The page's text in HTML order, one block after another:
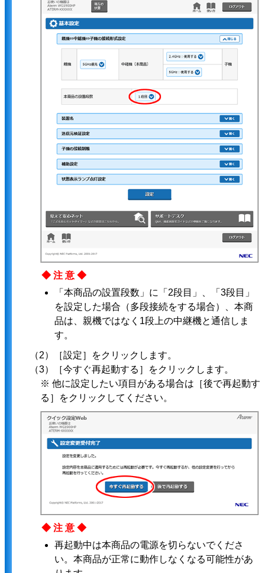
◆注意◆
「本商品の設置段数」に「2段目」、「3段目」
を設定した場合（多段接続をする場合）、本商
品は、親機ではなく1段上の中継機と通信しま
す。
（2）［設定］をクリックします。
（3）［今すぐ再起動する］をクリックします。
※ 他に設定したい項目がある場合は［後で再起動す
る］をクリックしてください。
◆注意◆
再起動中は本商品の電源を切らないでくださ
い。本商品が正常に動作しなくなる可能性があ